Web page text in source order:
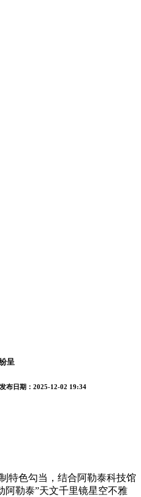
呈
发布日期：2025-12-02 19:34
色勾当，结合阿勒泰科技馆
阿勒泰”天文千里镜星空不雅